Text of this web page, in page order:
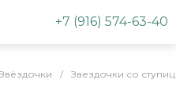
+7 (916) 574-63-40
Звёздочки / Звездочки со